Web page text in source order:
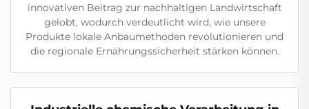
innovativen Beitrag zur nachhaltigen Landwirtschaft
gelobt, wodurch verdeutlicht wird, wie unsere
Produkte lokale Anbaumethoden revolutionieren und
die regionale Ernährungssicherheit stärken können.